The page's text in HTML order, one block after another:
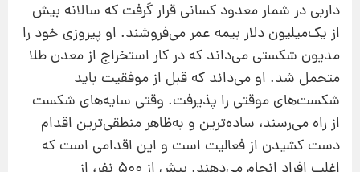
داربی در شمار معدود کسانی قرار گرفت که سالانه بیش
‌از یک‌میلیون دلار بیمه عمر می‌فروشند. او پیروزی خود را
مدیون شکستی می‌داند که در کار استخراج از معدن طلا
متحمل شد. او می‌داند که قبل از موفقیت باید
شکست‌های موقتی را پذیرفت. وقتی سایه‌های شکست
از راه می‌رسند، ساده‌ترین و به‌ظاهر منطقی‌ترین اقدام
دست کشیدن از فعالیت است و این اقدامی است که